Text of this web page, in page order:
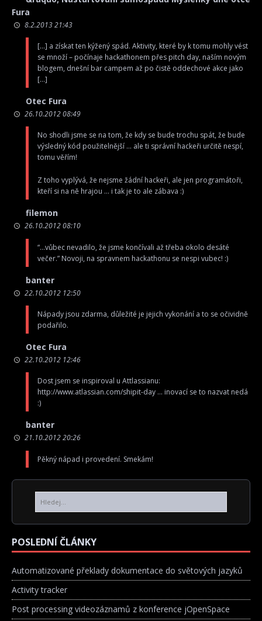
Fura
8.2.2013 21:43
[…] a získat ten kýžený spád. Aktivity, které by k tomu mohly vést
se množí – počínaje hackathonem přes pitch day, naším novým
blogem, dnešní bar campem až po čistě oddechové akce jako
[…]
Otec Fura
26.10.2012 08:49
No shodli jsme se na tom, že kdy se bude trochu spát, že bude
výsledný kód použitelnější … ale ti správní hackeři určitě nespí,
tomu věřím!
Z toho vyplývá, že nejsme žádní hackeři, ale jen programátoři,
kteří si na ně hrajou … i tak je to ale zábava :)
filemon
26.10.2012 08:10
“…vůbec nevadilo, že jsme končívali až třeba okolo desáté
večer.” Novoji, na spravnem hackathonu se nespi vubec! :)
banter
22.10.2012 12:50
Nápady jsou zdarma, důležité je jejich vykonání a to se očividně
podařilo.
Otec Fura
22.10.2012 12:46
Dost jsem se inspiroval u Attlassianu:
http://www.atlassian.com/shipit-day … inovací se to nazvat nedá
:)
banter
21.10.2012 20:26
Pěkný nápad i provedení. Smekám!
POSLEDNÍ ČLÁNKY
Automatizované překlady dokumentace do světových jazyků
Activity tracker
Post processing videozáznamů z konference jOpenSpace